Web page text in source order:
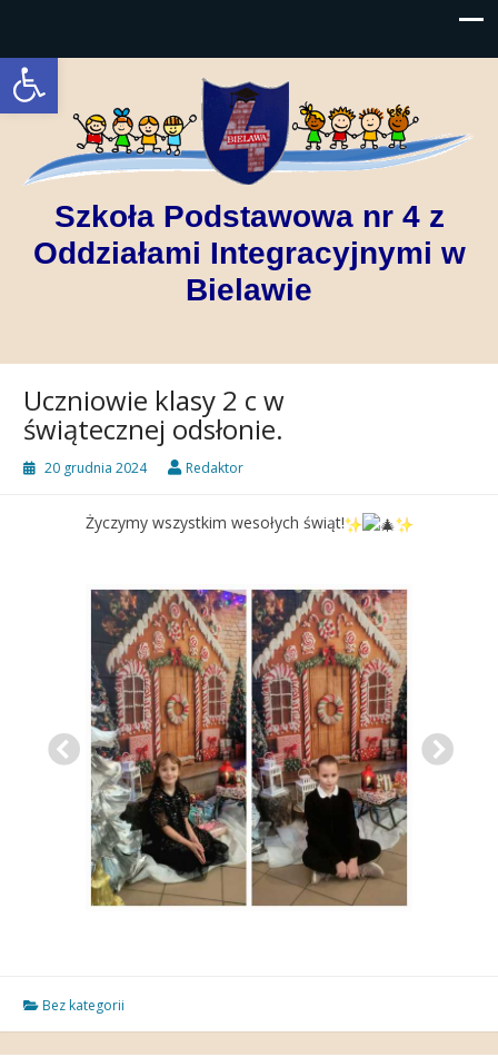
Open toolbar
Szkoła Podstawowa nr 4 z
Oddziałami Integracyjnymi w
Bielawie
Uczniowie klasy 2 c w
świątecznej odsłonie.
20 grudnia 2024 Redaktor
Życzymy wszystkim wesołych świąt!
Bez kategorii